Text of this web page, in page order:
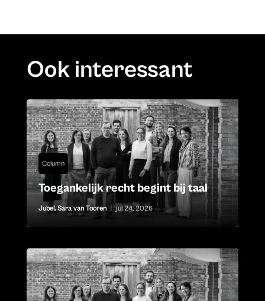
Ook interessant
Column
Toegankelijk recht begint bij taal
Jubel,Sara van Tooren | jul 24, 2026